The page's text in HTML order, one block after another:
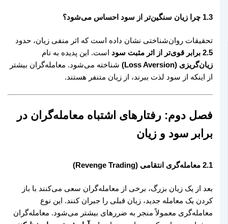
1.3 چرا زیان سنگین‌تر از سود احساس می‌شود؟
تحقیقات روان‌شناختی نشان داده است که اثر منفی زیان، حدود
2.5 برابر قوی‌تر از اثر مثبت سود
است. این پدیده به نام
زیان‌گریزی (Loss Aversion)
شناخته می‌شود. معامله‌گران بیشتر
از اینکه از سود لذت ببرند، از زیان متنفر هستند.
فصل دوم: رفتارهای اشتباه معامله‌گران در
برابر سود و زیان
2.1 معامله‌گری انتقامی (Revenge Trading)
بعد از یک زیان بزرگ، برخی از معامله‌گران سعی می‌کنند با باز
کردن یک معامله جدید، زیان قبلی را جبران کنند. این نوع
معامله‌گری معمولاً منجر به ضررهای بیشتر می‌شود. معامله‌گران